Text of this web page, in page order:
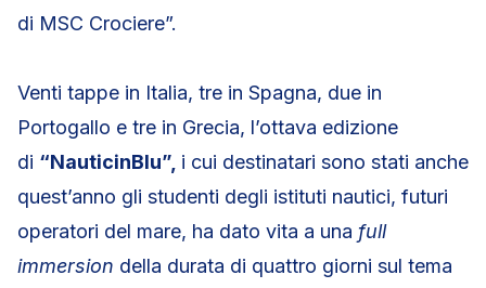
di MSC Crociere”.
Venti tappe in Italia, tre in Spagna, due in
Portogallo e tre in Grecia, l’ottava edizione
di “NauticinBlu”, i cui destinatari sono stati anche
quest’anno gli studenti degli istituti nautici, futuri
operatori del mare, ha dato vita a una full
immersion della durata di quattro giorni sul tema